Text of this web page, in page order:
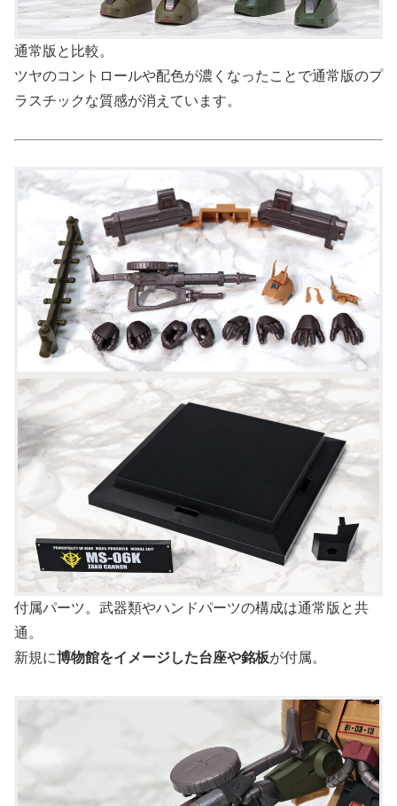
通常版と比較。
ツヤのコントロールや配色が濃くなったことで通常版のプ
ラスチックな質感が消えています。
付属パーツ。武器類やハンドパーツの構成は通常版と共
通。
新規に博物館をイメージした台座や銘板が付属。